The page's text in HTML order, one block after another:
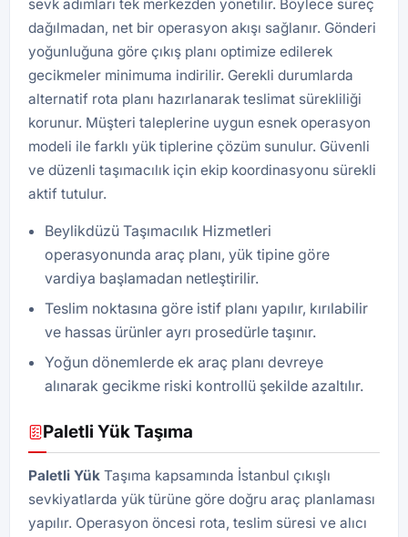
sevk adımları tek merkezden yönetilir. Böylece süreç
dağılmadan, net bir operasyon akışı sağlanır. Gönderi
yoğunluğuna göre çıkış planı optimize edilerek
gecikmeler minimuma indirilir. Gerekli durumlarda
alternatif rota planı hazırlanarak teslimat sürekliliği
korunur. Müşteri taleplerine uygun esnek operasyon
modeli ile farklı yük tiplerine çözüm sunulur. Güvenli
ve düzenli taşımacılık için ekip koordinasyonu sürekli
aktif tutulur.
Beylikdüzü Taşımacılık Hizmetleri
operasyonunda araç planı, yük tipine göre
vardiya başlamadan netleştirilir.
Teslim noktasına göre istif planı yapılır, kırılabilir
ve hassas ürünler ayrı prosedürle taşınır.
Yoğun dönemlerde ek araç planı devreye
alınarak gecikme riski kontrollü şekilde azaltılır.
Paletli Yük Taşıma
Paletli Yük Taşıma kapsamında İstanbul çıkışlı
sevkiyatlarda yük türüne göre doğru araç planlaması
yapılır. Operasyon öncesi rota, teslim süresi ve alıcı